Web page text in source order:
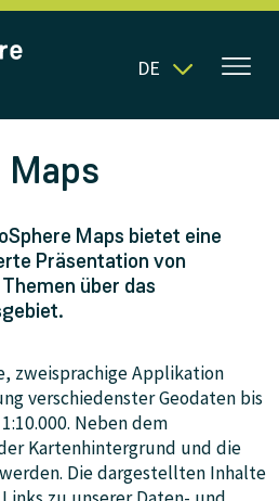
DE
Maps
Maps bietet eine
Präsentation von
über das
zweisprachige Applikation
verschiedenster Geodaten bis
Neben dem
Kartenhintergrund und die
Die dargestellten Inhalte